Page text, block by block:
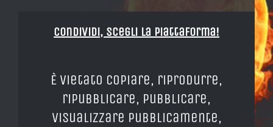
Condividi, Scegli la piattaforma!
È vietato copiare, riprodurre,
ripubblicare, pubblicare,
visualizzare pubblicamente,